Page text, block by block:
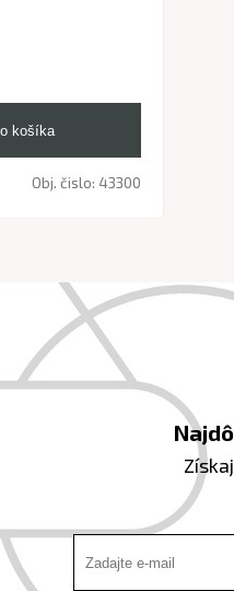
Obj. čislo: 43300